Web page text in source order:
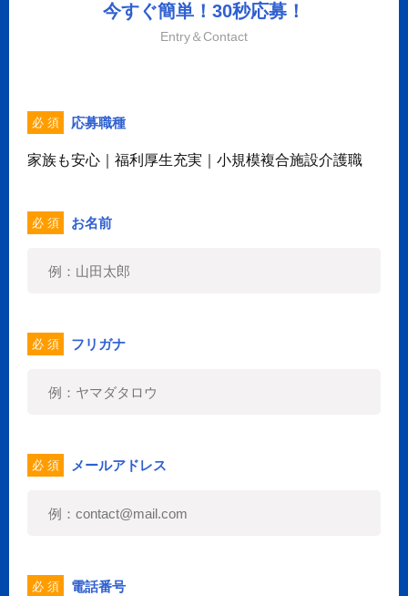
今すぐ簡単！30秒応募！
Entry＆Contact
必 須 応募職種
家族も安心｜福利厚生充実｜小規模複合施設介護職
必 須 お名前
必 須 フリガナ
必 須 メールアドレス
必 須 電話番号